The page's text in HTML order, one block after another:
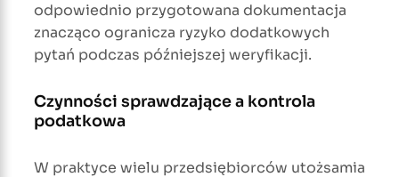
odpowiednio przygotowana dokumentacja
znacząco ogranicza ryzyko dodatkowych
pytań podczas późniejszej weryfikacji.
Czynności sprawdzające a kontrola
podatkowa
W praktyce wielu przedsiębiorców utożsamia